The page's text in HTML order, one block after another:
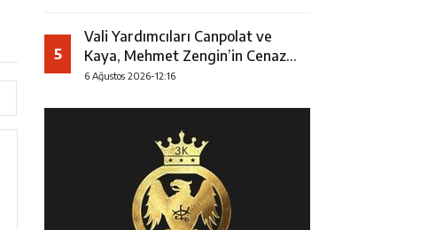
5
Vali Yardımcıları Canpolat ve
Kaya, Mehmet Zengin’in Cenaze
Törenine Katıldı
6 Ağustos 2026-12:16